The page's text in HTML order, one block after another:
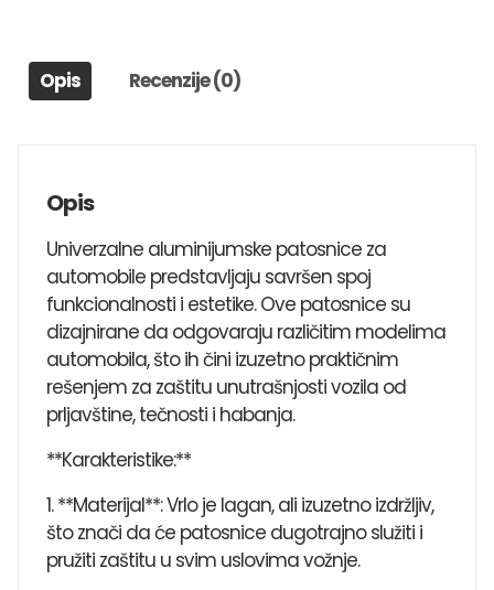
Opis Recenzije (0)
Opis
Univerzalne aluminijumske patosnice za
automobile predstavljaju savršen spoj
funkcionalnosti i estetike. Ove patosnice su
dizajnirane da odgovaraju različitim modelima
automobila, što ih čini izuzetno praktičnim
rešenjem za zaštitu unutrašnjosti vozila od
prljavštine, tečnosti i habanja.
**Karakteristike:**
1. **Materijal**: Vrlo je lagan, ali izuzetno izdržljiv,
što znači da će patosnice dugotrajno služiti i
pružiti zaštitu u svim uslovima vožnje.